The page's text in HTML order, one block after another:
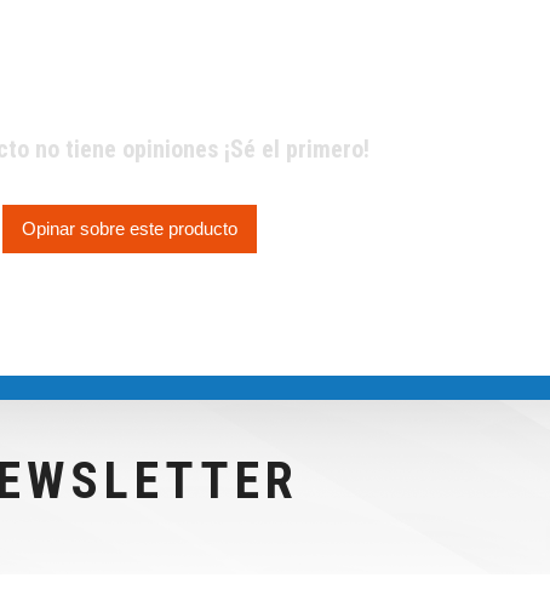
no tiene opiniones ¡Sé el primero!
Opinar sobre este producto